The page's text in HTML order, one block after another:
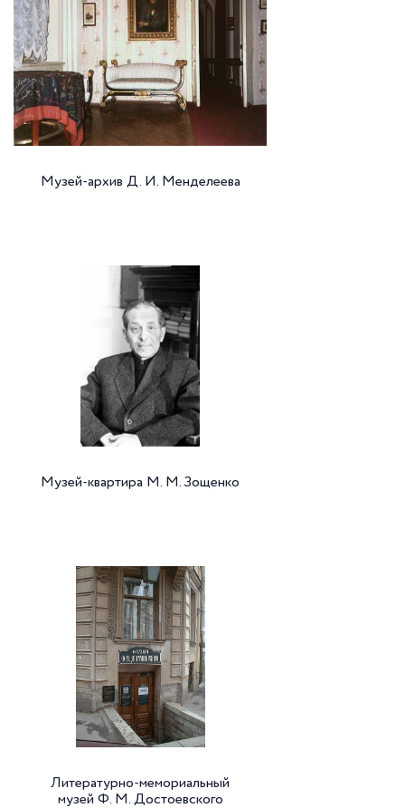
Музей-архив Д. И. Менделеева
Музей-квартира М. М. Зощенко
Литературно-мемориальный
музей Ф. М. Достоевского